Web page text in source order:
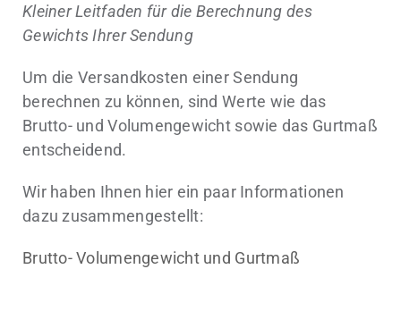
Kleiner Leitfaden für die Berechnung des
Gewichts Ihrer Sendung
Um die Versandkosten einer Sendung
berechnen zu können, sind Werte wie das
Brutto- und Volumengewicht sowie das Gurtmaß
entscheidend.
Wir haben Ihnen hier ein paar Informationen
dazu zusammengestellt:
Brutto- Volumengewicht und Gurtmaß